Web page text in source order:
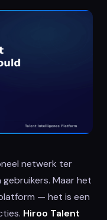
netwerk ter
Maar het
— het is een
Hiroo Talent